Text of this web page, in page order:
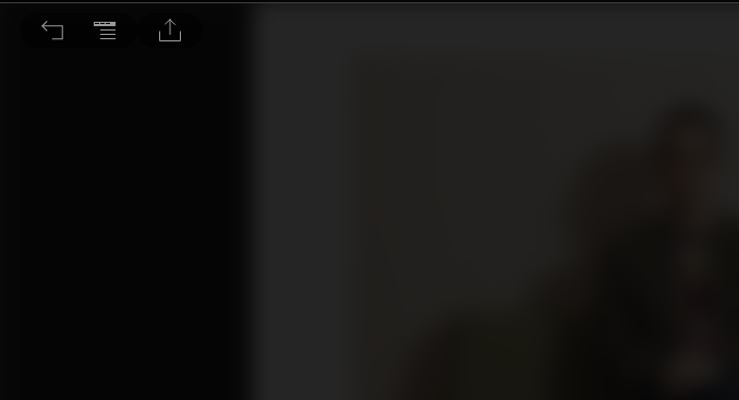
將來若要贏 要先擺脫指數投資